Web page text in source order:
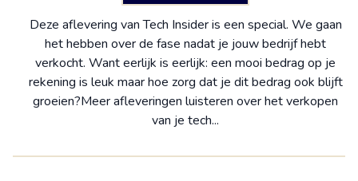
Deze aflevering van Tech Insider is een special. We gaan
het hebben over de fase nadat je jouw bedrijf hebt
verkocht. Want eerlijk is eerlijk: een mooi bedrag op je
rekening is leuk maar hoe zorg dat je dit bedrag ook blijft
groeien?Meer afleveringen luisteren over het verkopen
van je tech...